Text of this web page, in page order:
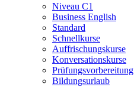
Niveau C1
Business English
Standard
Schnellkurse
Auffrischungskurse
Konversationskurse
Prüfungsvorbereitung
Bildungsurlaub